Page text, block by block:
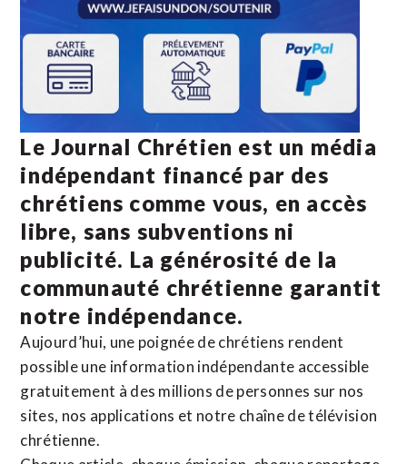
Le Journal Chrétien est un média
indépendant financé par des
chrétiens comme vous, en accès
libre, sans subventions ni
publicité. La générosité de la
communauté chrétienne garantit
notre indépendance.
Aujourd’hui, une poignée de chrétiens rendent
possible une information indépendante accessible
gratuitement à des millions de personnes sur nos
sites, nos applications et notre chaîne de télévision
chrétienne.